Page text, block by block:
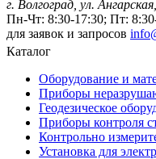
г. Волгоград, ул.
Пн-Чт: 8:30-17:30; Пт:
для заявок и запросов
Каталог
Оборудование и
Приборы
Геодезическое
Приборы контроля
Контрольно
Установка для